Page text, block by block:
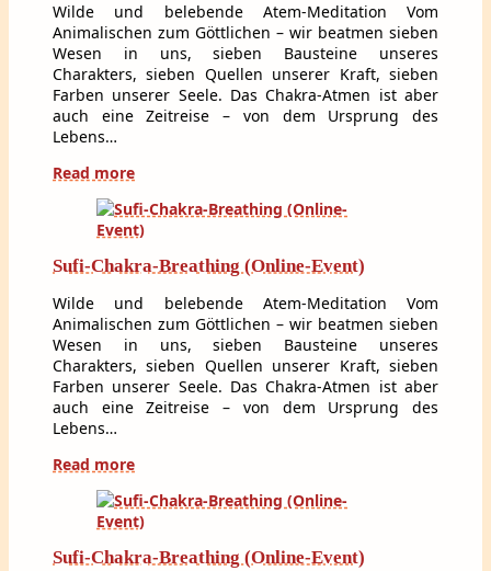
Wilde und belebende Atem-Meditation Vom
Animalischen zum Göttlichen – wir beatmen sieben
Wesen in uns, sieben Bausteine unseres
Charakters, sieben Quellen unserer Kraft, sieben
Farben unserer Seele. Das Chakra-Atmen ist aber
auch eine Zeitreise – von dem Ursprung des
Lebens…
Read more
Sufi-Chakra-Breathing (Online-Event)
Wilde und belebende Atem-Meditation Vom
Animalischen zum Göttlichen – wir beatmen sieben
Wesen in uns, sieben Bausteine unseres
Charakters, sieben Quellen unserer Kraft, sieben
Farben unserer Seele. Das Chakra-Atmen ist aber
auch eine Zeitreise – von dem Ursprung des
Lebens…
Read more
Sufi-Chakra-Breathing (Online-Event)